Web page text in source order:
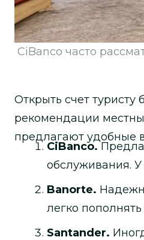
CiBanco часто
Открыть счет
рекомендации
предлагают удобные
CiBanco.
обслуживания.
Banorte.
легко
Santander.